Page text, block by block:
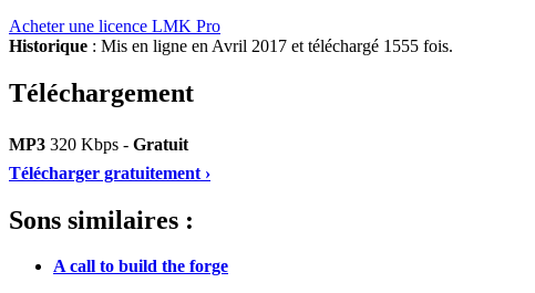
Acheter une licence LMK Pro
Historique : Mis en ligne en Avril 2017 et téléchargé 1555 fois.
Téléchargement
MP3 320 Kbps - Gratuit
Télécharger gratuitement ›
Sons similaires :
A call to build the forge